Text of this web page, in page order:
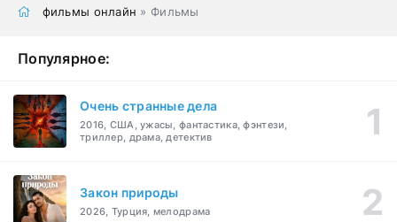
фильмы онлайн » Фильмы
Популярное:
Очень странные дела
2016, США, ужасы, фантастика, фэнтези,
триллер, драма, детектив
Закон природы
2026, Турция, мелодрама